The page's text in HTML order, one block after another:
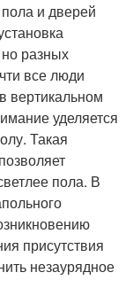
и дверей
разных
все люди
вертикальном
уделяется
Такая
пола. В
присутствия
незаурядное